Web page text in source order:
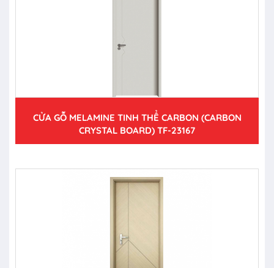
CỬA GỖ MELAMINE TINH THỂ CARBON (CARBON
CRYSTAL BOARD) TF-23167